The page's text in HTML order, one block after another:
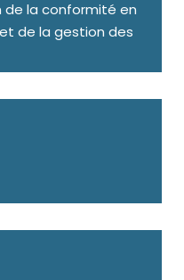
de la conformité en
de la gestion des